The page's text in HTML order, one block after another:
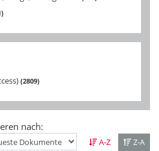
2809
nach:
A-Z Z-A